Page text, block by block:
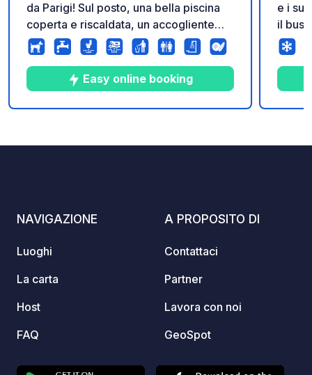
da Parigi! Sul posto, una bella piscina
coperta e riscaldata, un accogliente
centro abitativo e splendidi spazi verdi
ti invitano a condividere con la tua
famiglia e a rilassarti.Easy online booking
e i
il bus
l'anno
NAVIGAZIONE
Luoghi
La carta
Host
FAQ
A PROPOSITO DI
Contattaci
Partner
Lavora con noi
GeoSpot